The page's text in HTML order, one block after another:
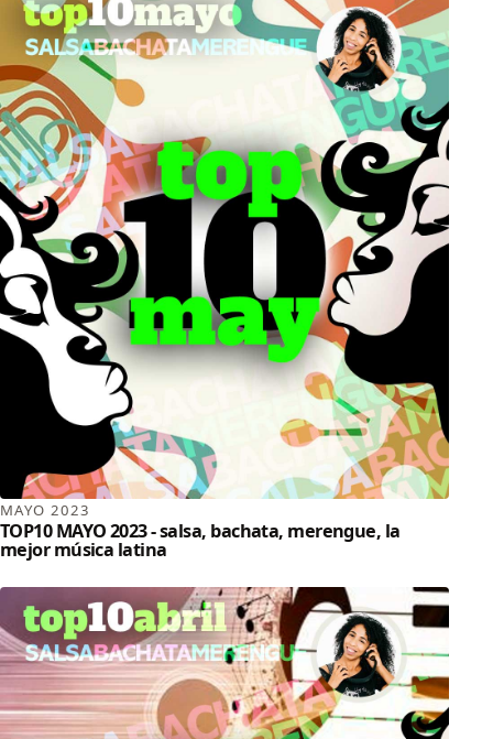
MAYO 2023
TOP10 MAYO 2023 - salsa, bachata, merengue, la
mejor música latina